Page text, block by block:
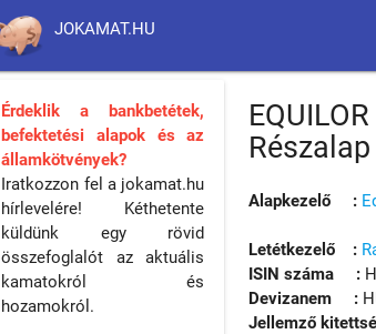
JOKAMAT.HU
Alapkezelő :
Letétkezelő :
ISIN száma :
Devizanem :
Jellemző
Érdeklik a bankbetétek,
befektetési alapok és az
államkötvények?
Iratkozzon fel a jokamat.hu
hírlevelére! Kéthetente
küldünk egy rövid
összefoglalót az aktuális
kamatokról és
hozamokról.